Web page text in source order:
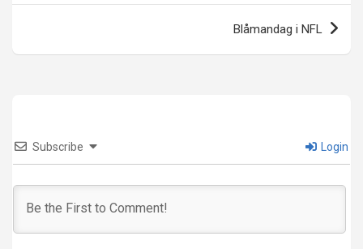
Blåmandag i NFL
Subscribe Login